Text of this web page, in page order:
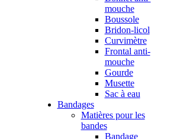
mouche
Boussole
Bridon-licol
Curvimètre
Frontal anti-
mouche
Gourde
Musette
Sac à eau
Bandages
Matières pour les
bandes
Bandage